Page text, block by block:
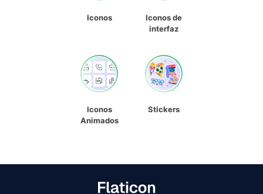
Iconos
Iconos de
interfaz
Iconos
Animados
Stickers